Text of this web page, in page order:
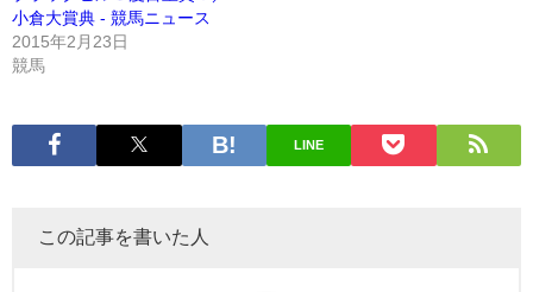
小倉大賞典 - 競馬ニュース
2015年2月23日
競馬
LINE
この記事を書いた人